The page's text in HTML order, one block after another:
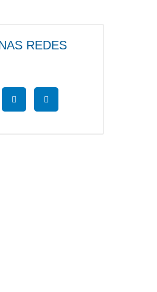
REDES